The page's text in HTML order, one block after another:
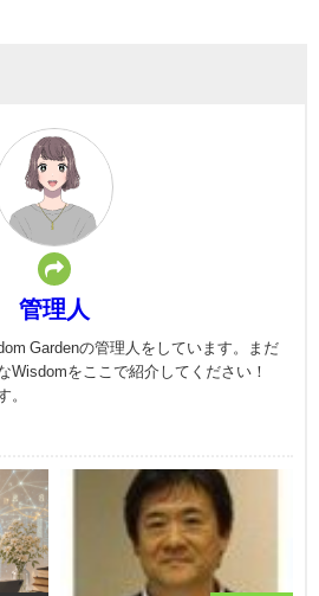
管理人
Gardenの管理人をしています。まだ
Wisdomをここで紹介してください！
。